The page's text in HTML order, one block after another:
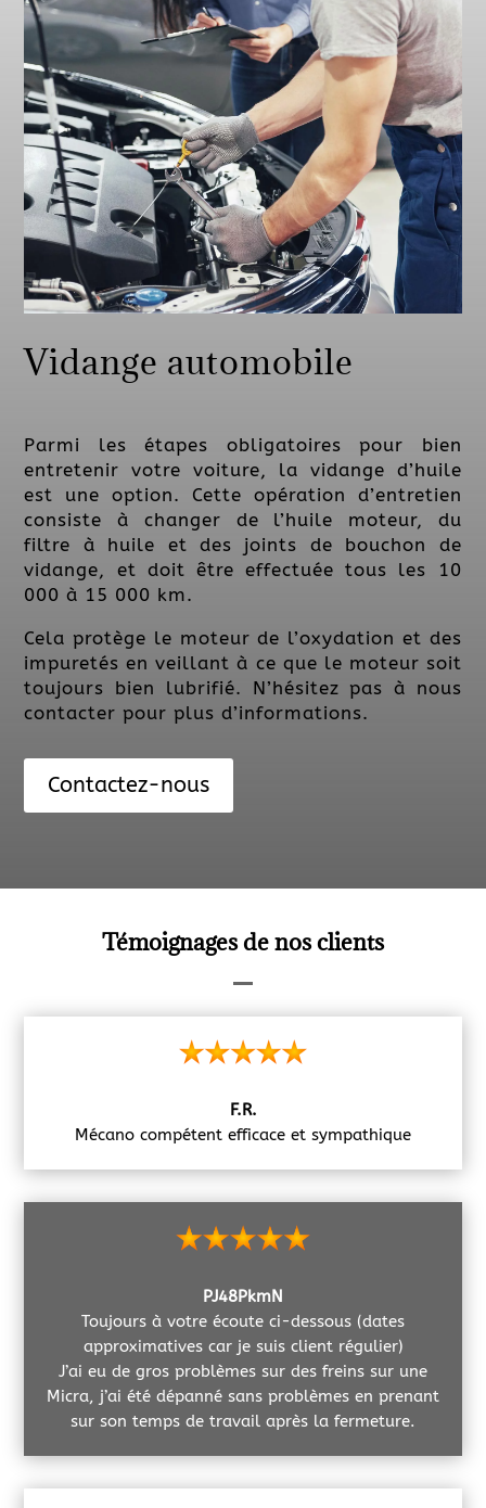
Vidange automobile
Parmi les étapes obligatoires pour bien
entretenir votre voiture, la vidange d’huile
est une option. Cette opération d’entretien
consiste à changer de l’huile moteur, du
filtre à huile et des joints de bouchon de
vidange, et doit être effectuée tous les 10
000 à 15 000 km.
Cela protège le moteur de l’oxydation et des
impuretés en veillant à ce que le moteur soit
toujours bien lubrifié. N’hésitez pas à nous
contacter pour plus d’informations.
Contactez-nous
Témoignages de nos clients
F.R.
Mécano compétent efficace et sympathique
PJ48PkmN
Toujours à votre écoute ci-dessous (dates
approximatives car je suis client régulier)
J’ai eu de gros problèmes sur des freins sur une
Micra, j’ai été dépanné sans problèmes en prenant
sur son temps de travail après la fermeture.